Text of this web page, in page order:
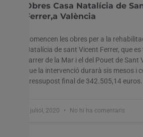
Obres Casa Natalícia de
Ferrer,a València
Comencen les obres per a la
Natalícia de sant Vicent Ferrer, que
carrer de la Mar i el del Pouet de Sant
que la intervenció durarà sis mesos i
pressupost final de 342.505,14
1 juliol, 2020 No hi ha comentaris